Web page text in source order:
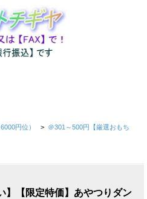
円位） > ＠301～500円【厳選おもち
】【限定特価】あやつりダン